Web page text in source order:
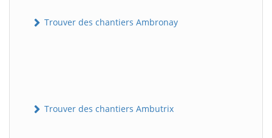
Trouver des chantiers Ambronay
Trouver des chantiers Ambutrix